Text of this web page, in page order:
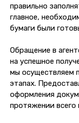
правильно
главное,
бумаги были
Обращение в
на успешное
мы осуществляем
этапах.
оформления
протяжении всего